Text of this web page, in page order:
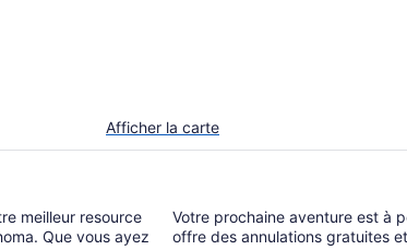
Afficher la carte
Que vous ayez
Votre prochaine aventure est à
offre des annulations gratuites